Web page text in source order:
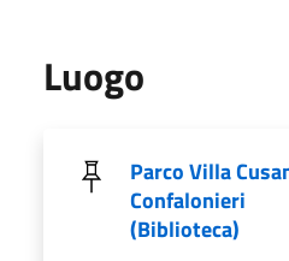
Luogo
Parco Villa
Confalonieri
(Biblioteca)